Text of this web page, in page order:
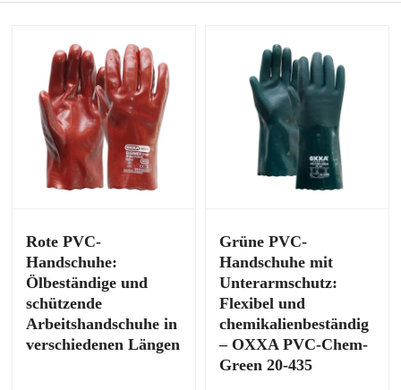
Rote PVC-
Handschuhe:
Ölbeständige und
schützende
Arbeitshandschuhe in
verschiedenen Längen
Grüne PVC-
Handschuhe mit
Unterarmschutz:
Flexibel und
chemikalienbeständig
– OXXA PVC-Chem-
Green 20-435